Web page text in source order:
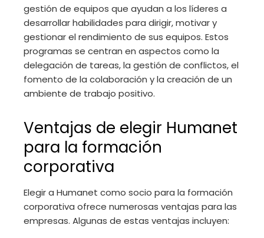
gestión de equipos que ayudan a los líderes a
desarrollar habilidades para dirigir, motivar y
gestionar el rendimiento de sus equipos. Estos
programas se centran en aspectos como la
delegación de tareas, la gestión de conflictos, el
fomento de la colaboración y la creación de un
ambiente de trabajo positivo.
Ventajas de elegir Humanet
para la formación
corporativa
Elegir a Humanet como socio para la formación
corporativa ofrece numerosas ventajas para las
empresas. Algunas de estas ventajas incluyen: